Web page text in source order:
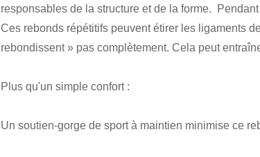
responsables de la structure et de la forme.
Ces rebonds répétitifs peuvent étirer les ligaments
rebondissent » pas complètement. Cela peut
Plus qu'un simple confort :
Un soutien-gorge de sport à maintien minimise ce